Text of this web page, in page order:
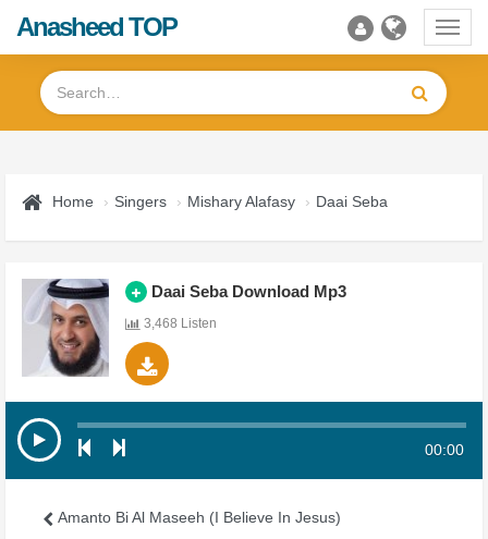
Anasheed TOP
Home Singers Mishary Alafasy Daai Seba
Daai Seba Download Mp3
3,468 Listen
00:00
Amanto Bi Al Maseeh (I Believe In Jesus)